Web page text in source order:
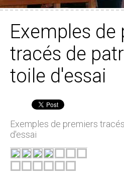
Exemples de
tracés de
toile d'essai
Exemples de premiers
d'essai